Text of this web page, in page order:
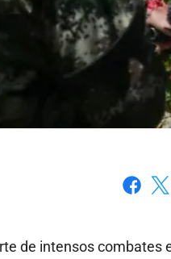
de intensos combates